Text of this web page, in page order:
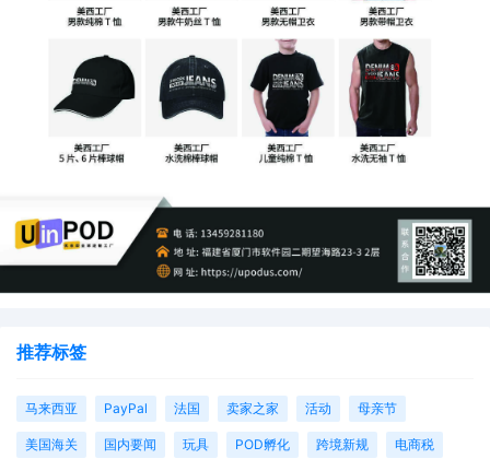
推荐标签
马来西亚 PayPal 法国 卖家之家 活动 母亲节
美国海关 国内要闻 玩具 POD孵化 跨境新规 电商税